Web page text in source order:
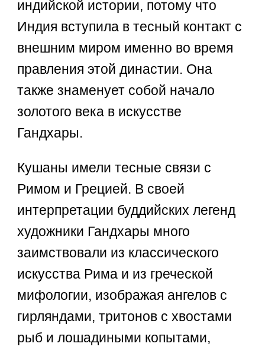
индийской истории, потому что
Индия вступила в тесный контакт с
внешним миром именно во время
правления этой династии. Она
также знаменует собой начало
золотого века в искусстве
Гандхары.
Кушаны имели тесные связи с
Римом и Грецией. В своей
интерпретации буддийских легенд
художники Гандхары много
заимствовали из классического
искусства Рима и из греческой
мифологии, изображая ангелов с
гирляндами, тритонов с хвостами
рыб и лошадиными копытами,